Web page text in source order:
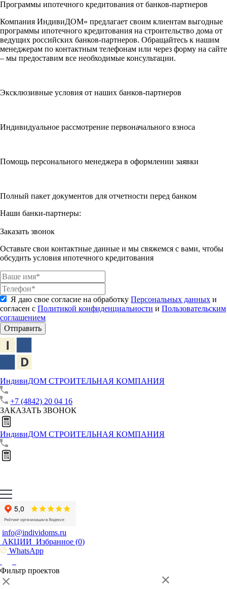
Программы ипотечного кредитования от банков-партнеров
Компания ИндивиДОМ» предлагает своим клиентам выгодные
программы ипотечного кредитования на строительство дома от
ведущих российских банков-партнеров. Обращайтесь к нашим
менеджерам по контактным телефонам или через форму на сайте
– мы предоставим все необходимые консультации.
Эксклюзивные условия от наших банков-партнеров
Индивидуальное рассмотрение первоначального взноса
Помощь персонального менеджера в оформлении заявки
Полный пакет документов для отчетности перед банком
Наши банки-партнеры:
Заказать звонок
Оставьте свои контактные данные и мы свяжемся с вами, чтобы
обсудить условия ипотечного кредитования
Я даю свое согласие на обработку Персональных данных и
согласен с Политикой конфиденциальности и Пользовательским
соглашением
Отправить
ИндивиДОМ СТРОИТЕЛЬНАЯ КОМПАНИЯ
+7 (4842) 20 04 16
ЗАКАЗАТЬ ЗВОНОК
ИндивиДОМ СТРОИТЕЛЬНАЯ КОМПАНИЯ
info@individoms.ru
АКЦИИ Избранное (0)
WhatsApp
Фильтр проектов